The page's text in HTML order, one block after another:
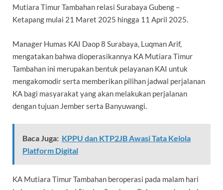
Mutiara Timur Tambahan relasi Surabaya Gubeng –
Ketapang mulai 21 Maret 2025 hingga 11 April 2025.
Manager Humas KAI Daop 8 Surabaya, Luqman Arif,
mengatakan bahwa dioperasikannya KA Mutiara Timur
Tambahan ini merupakan bentuk pelayanan KAI untuk
mengakomodir serta memberikan pilihan jadwal perjalanan
KA bagi masyarakat yang akan melakukan perjalanan
dengan tujuan Jember serta Banyuwangi.
Baca Juga: KPPU dan KTP2JB Awasi Tata Kelola
Platform Digital
KA Mutiara Timur Tambahan beroperasi pada malam hari